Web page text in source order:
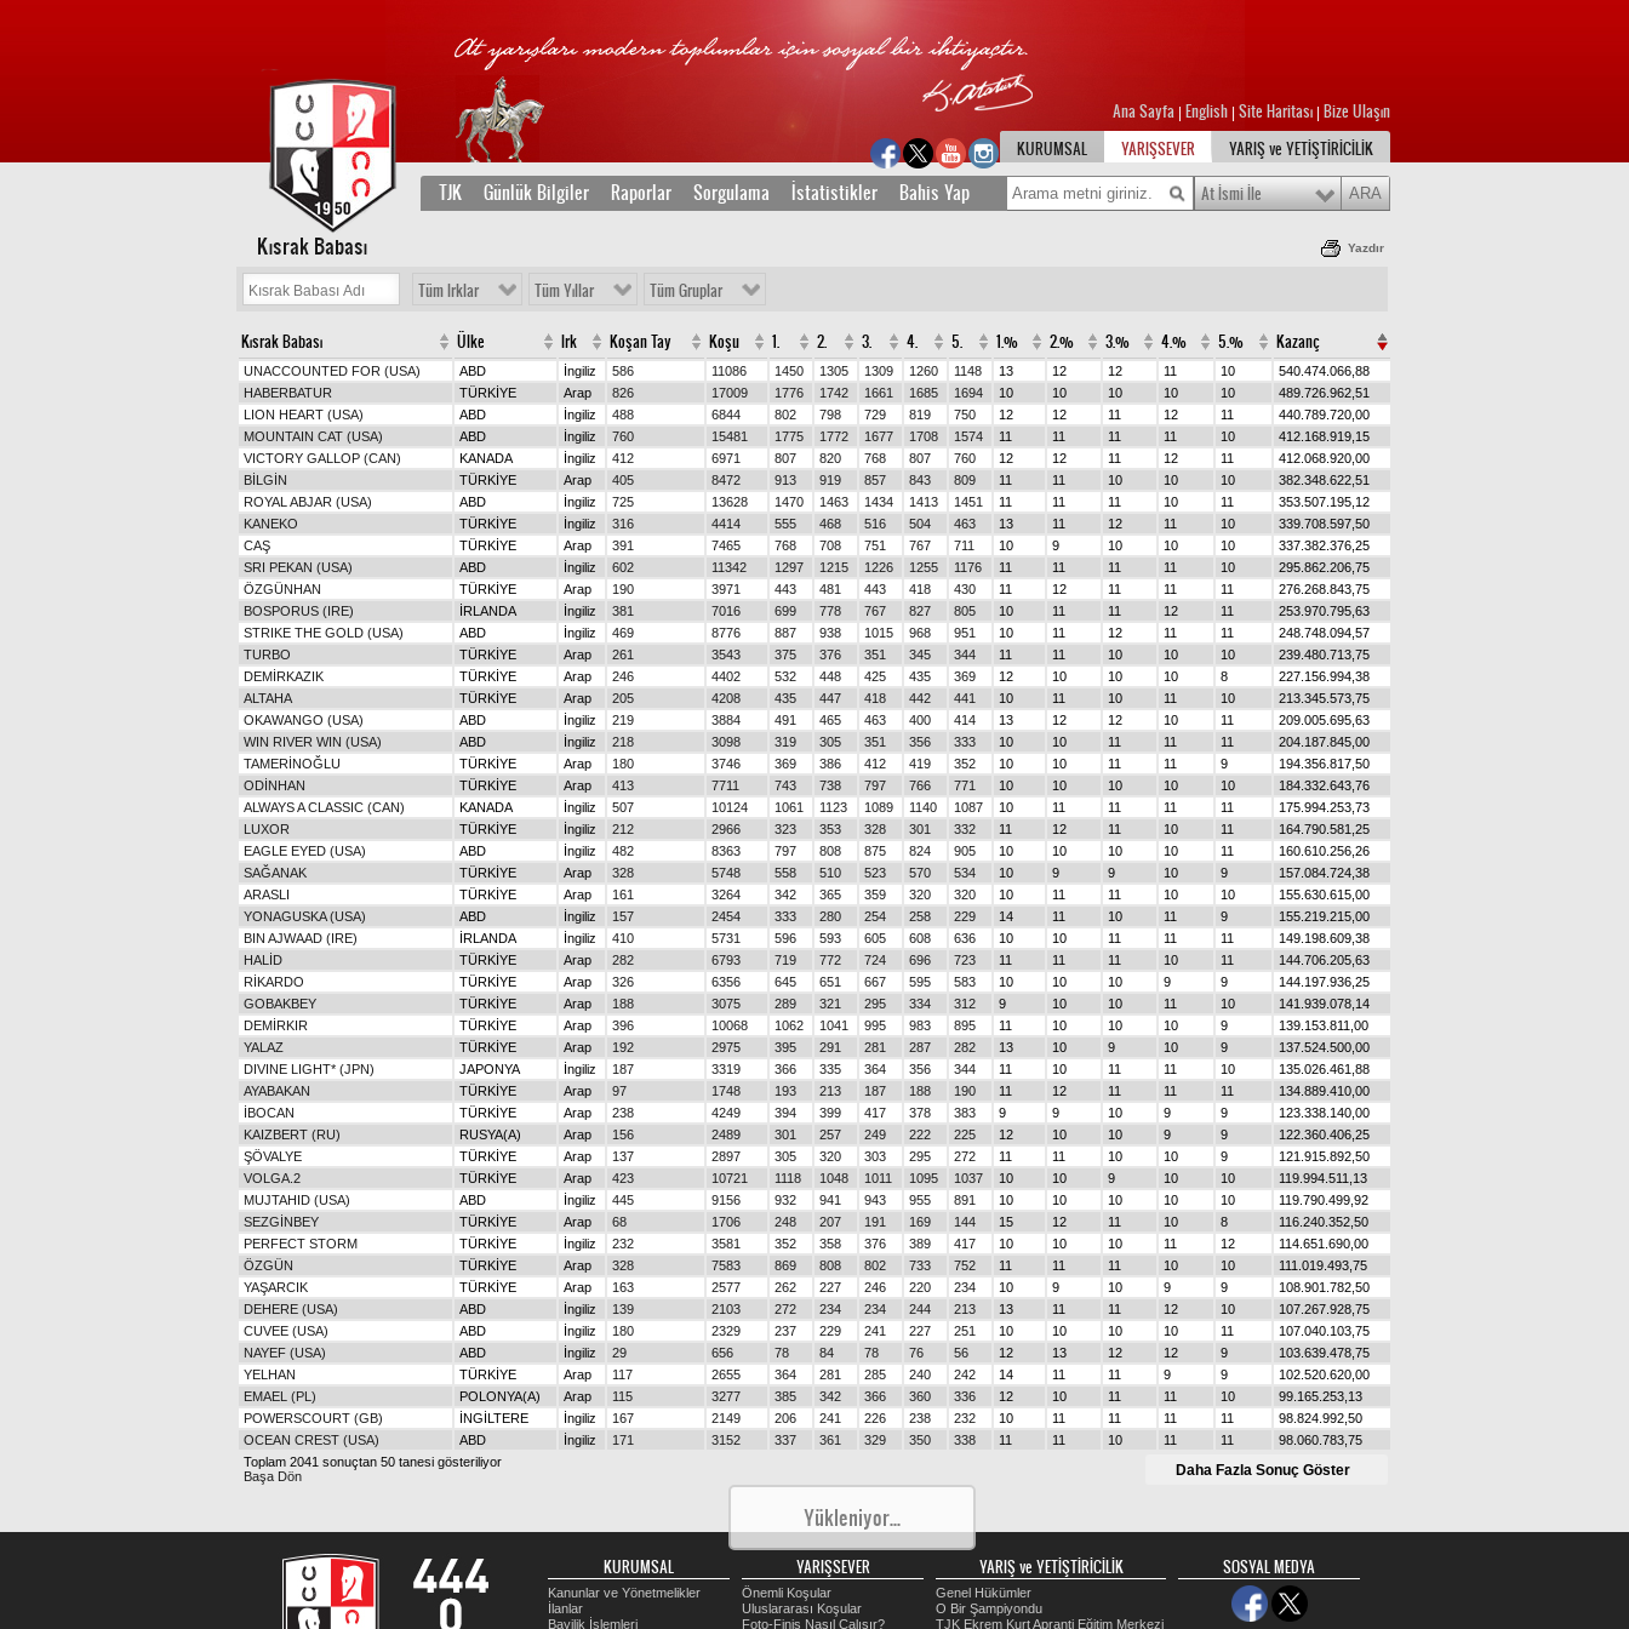
Ana Sayfa English Site Haritası Bize Ulaşın
KURUMSAL
YARIŞSEVER YARIŞ ve YETİŞTİRİCİLİK
TJK Günlük Bilgiler Raporlar Sorgulama İstatistikler Bahis Yap At İsmi İle
Kısrak Babası Yazdır
Tüm Irklar Tüm Yıllar Tüm Gruplar
Kısrak Babası Ülke Irk Koşan Tay Koşu 1. 2. 3. 4. 5. 1.% 2.% 3.% 4.% 5.% Kazanç
UNACCOUNTED FOR (USA) ABD İngiliz 586 11086 1450 1305 1309 1260 1148 13 12 12 11 10
540.474.066,88
HABERBATUR
TÜRKİYE Arap 826 17009 1776 1742 1661 1685 1694 10 10 10 10 10
489.726.962,51
LION HEART (USA)
ABD İngiliz 488 6844 802 798 729 819 750 12 12 11 12 11
440.789.720,00
MOUNTAIN CAT (USA)
ABD İngiliz 760 15481 1775 1772 1677 1708 1574 11 11 11 11 10
412.168.919,15
VICTORY GALLOP (CAN)
KANADA İngiliz 412 6971 807 820 768 807 760 12 12 11 12 11
412.068.920,00
BİLGİN
TÜRKİYE Arap 405 8472 913 919 857 843 809 11 11 10 10 10
382.348.622,51
ROYAL ABJAR (USA)
ABD İngiliz 725 13628 1470 1463 1434 1413 1451 11 11 11 10 11
353.507.195,12
KANEKO
TÜRKİYE İngiliz 316 4414 555 468 516 504 463 13 11 12 11 10
339.708.597,50
CAŞ
TÜRKİYE Arap 391 7465 768 708 751 767 711 10 9 10 10 10
337.382.376,25
SRI PEKAN (USA)
ABD İngiliz 602 11342 1297 1215 1226 1255 1176 11 11 11 11 10
295.862.206,75
ÖZGÜNHAN
TÜRKİYE Arap 190 3971 443 481 443 418 430 11 12 11 11 11
276.268.843,75
BOSPORUS (IRE)
İRLANDA İngiliz 381 7016 699 778 767 827 805 10 11 11 12 11
253.970.795,63
STRIKE THE GOLD (USA)
ABD İngiliz 469 8776 887 938 1015 968 951 10 11 12 11 11
248.748.094,57
TURBO
TÜRKİYE Arap 261 3543 375 376 351 345 344 11 11 10 10 10
239.480.713,75
DEMİRKAZIK
TÜRKİYE Arap 246 4402 532 448 425 435 369 12 10 10 10 8
227.156.994,38
ALTAHA
TÜRKİYE Arap 205 4208 435 447 418 442 441 10 11 10 11 10
213.345.573,75
OKAWANGO (USA)
ABD İngiliz 219 3884 491 465 463 400 414 13 12 12 10 11
209.005.695,63
WIN RIVER WIN (USA)
ABD İngiliz 218 3098 319 305 351 356 333 10 10 11 11 11
204.187.845,00
TAMERİNOĞLU
TÜRKİYE Arap 180 3746 369 386 412 419 352 10 10 11 11 9
194.356.817,50
ODİNHAN
TÜRKİYE Arap 413 7711 743 738 797 766 771 10 10 10 10 10
184.332.643,76
ALWAYS A CLASSIC (CAN)
KANADA İngiliz 507 10124 1061 1123 1089 1140 1087 10 11 11 11 11
175.994.253,73
LUXOR
TÜRKİYE İngiliz 212 2966 323 353 328 301 332 11 12 11 10 11
164.790.581,25
EAGLE EYED (USA)
ABD İngiliz 482 8363 797 808 875 824 905 10 10 10 10 11
160.610.256,26
SAĞANAK
TÜRKİYE Arap 328 5748 558 510 523 570 534 10 9 9 10 9
157.084.724,38
ARASLI
TÜRKİYE Arap 161 3264 342 365 359 320 320 10 11 11 10 10
155.630.615,00
YONAGUSKA (USA)
ABD İngiliz 157 2454 333 280 254 258 229 14 11 10 11 9
155.219.215,00
BIN AJWAAD (IRE)
İRLANDA İngiliz 410 5731 596 593 605 608 636 10 10 11 11 11
149.198.609,38
HALİD
TÜRKİYE Arap 282 6793 719 772 724 696 723 11 11 11 10 11
144.706.205,63
RİKARDO
TÜRKİYE Arap 326 6356 645 651 667 595 583 10 10 10 9 9
144.197.936,25
GOBAKBEY
TÜRKİYE Arap 188 3075 289 321 295 334 312 9 10 10 11 10
141.939.078,14
DEMİRKIR
TÜRKİYE Arap 396 10068 1062 1041 995 983 895 11 10 10 10 9
139.153.811,00
YALAZ
TÜRKİYE Arap 192 2975 395 291 281 287 282 13 10 9 10 9
137.524.500,00
DIVINE LIGHT* (JPN)
JAPONYA İngiliz 187 3319 366 335 364 356 344 11 10 11 11 10
135.026.461,88
AYABAKAN
TÜRKİYE Arap 97 1748 193 213 187 188 190 11 12 11 11 11
134.889.410,00
İBOCAN
TÜRKİYE Arap 238 4249 394 399 417 378 383 9 9 10 9 9
123.338.140,00
KAIZBERT (RU)
RUSYA(A) Arap 156 2489 301 257 249 222 225 12 10 10 9 9
122.360.406,25
ŞÖVALYE
TÜRKİYE Arap 137 2897 305 320 303 295 272 11 11 10 10 9
121.915.892,50
VOLGA.2
TÜRKİYE Arap 423 10721 1118 1048 1011 1095 1037 10 10 9 10 10
119.994.511,13
MUJTAHID (USA)
ABD İngiliz 445 9156 932 941 943 955 891 10 10 10 10 10
119.790.499,92
SEZGİNBEY
TÜRKİYE Arap 68 1706 248 207 191 169 144 15 12 11 10 8
116.240.352,50
PERFECT STORM
TÜRKİYE İngiliz 232 3581 352 358 376 389 417 10 10 10 11 12
114.651.690,00
ÖZGÜN
TÜRKİYE Arap 328 7583 869 808 802 733 752 11 11 11 10 10
111.019.493,75
YAŞARCIK
TÜRKİYE Arap 163 2577 262 227 246 220 234 10 9 10 9 9
108.901.782,50
DEHERE (USA)
ABD İngiliz 139 2103 272 234 234 244 213 13 11 11 12 10
107.267.928,75
CUVEE (USA)
ABD İngiliz 180 2329 237 229 241 227 251 10 10 10 10 11
107.040.103,75
NAYEF (USA)
ABD İngiliz 29 656 78 84 78 76 56 12 13 12 12 9
103.639.478,75
YELHAN
TÜRKİYE Arap 117 2655 364 281 285 240 242 14 11 11 9 9
102.520.620,00
EMAEL (PL)
POLONYA(A) Arap 115 3277 385 342 366 360 336 12 10 11 11 10
99.165.253,13
POWERSCOURT (GB)
İNGİLTERE İngiliz 167 2149 206 241 226 238 232 10 11 11 11 11
98.824.992,50
OCEAN CREST (USA)
ABD İngiliz 171 3152 337 361 329 350 338 11 11 10 11 11
98.060.783,75
SÜLO
TÜRKİYE 9
97.523.305,00
EMİROĞLU
484 547
7038 637 651 690 743 703
SEA HERO (USA)
ABD 363 716 771 9 10 11 11
82.918.093,64
KAFKASLI
TÜRKİYE Arap 76 177 140 134 13 10
82.714.071,25
COMMON GROUNDS (GB)
İngiliz 628 551 541 11 10 81.573.439,40